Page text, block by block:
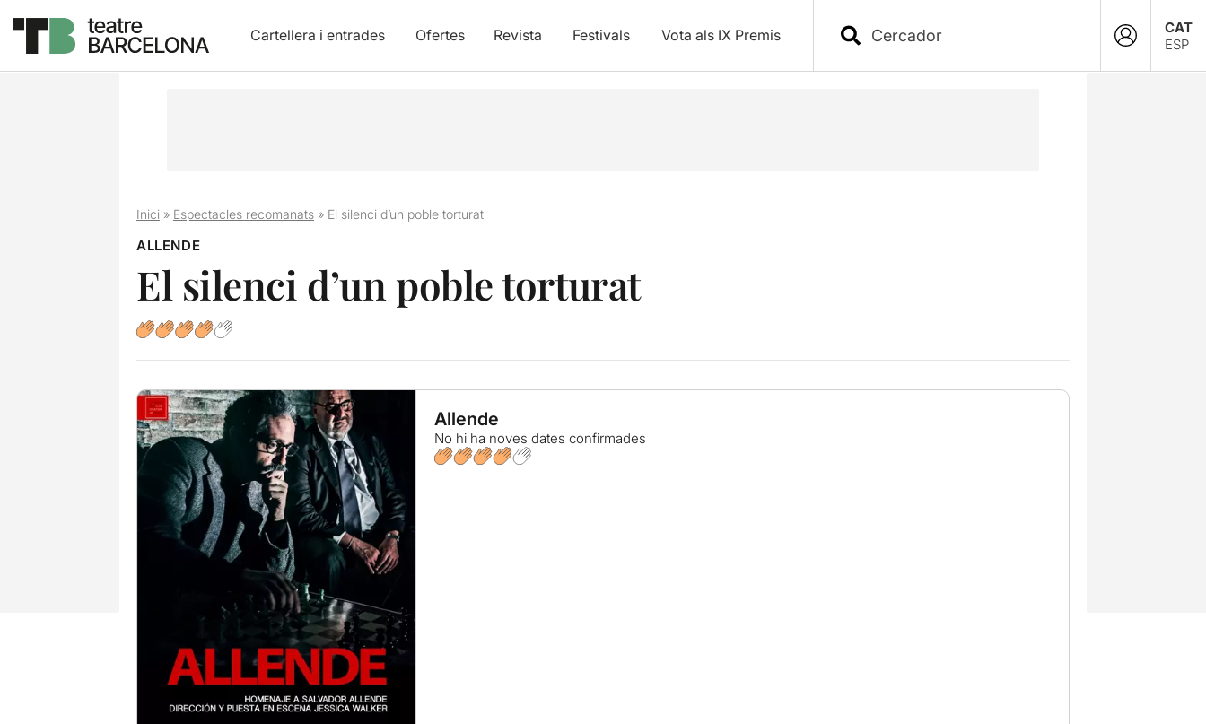
Cartellera i entrades Ofertes Revista Festivals Vota als IX Premis
CAT
ESP
Inici» Espectacles recomanats» El silenci d’un poble torturat
ALLENDE
El silenci d’un poble torturat
Allende
No hi ha noves dates confirmades